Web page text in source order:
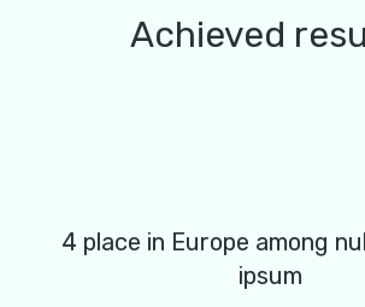
Achieved
4 place in Europe among
ipsum